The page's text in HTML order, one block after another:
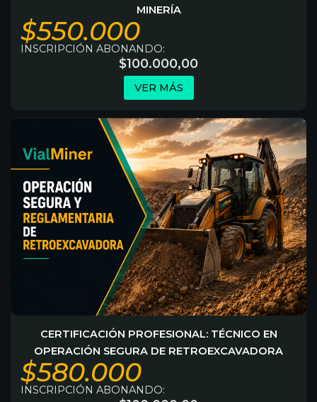
MINERÍA
$550.000
INSCRIPCIÓN ABONANDO:
$100.000,00
VER MÁS
CERTIFICACIÓN PROFESIONAL: TÉCNICO EN
OPERACIÓN SEGURA DE RETROEXCAVADORA
$580.000
INSCRIPCIÓN ABONANDO: